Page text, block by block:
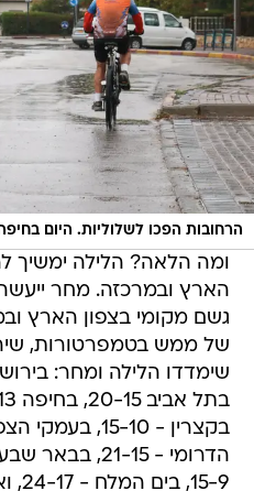
הרחובות הפכו לשלוליות. היום
ומה הלאה? הלילה ימשיך
הארץ ובמרכזה. מחר ייעשה
גשם מקומי בצפון הארץ
של ממש בטמפרטורות,
15-